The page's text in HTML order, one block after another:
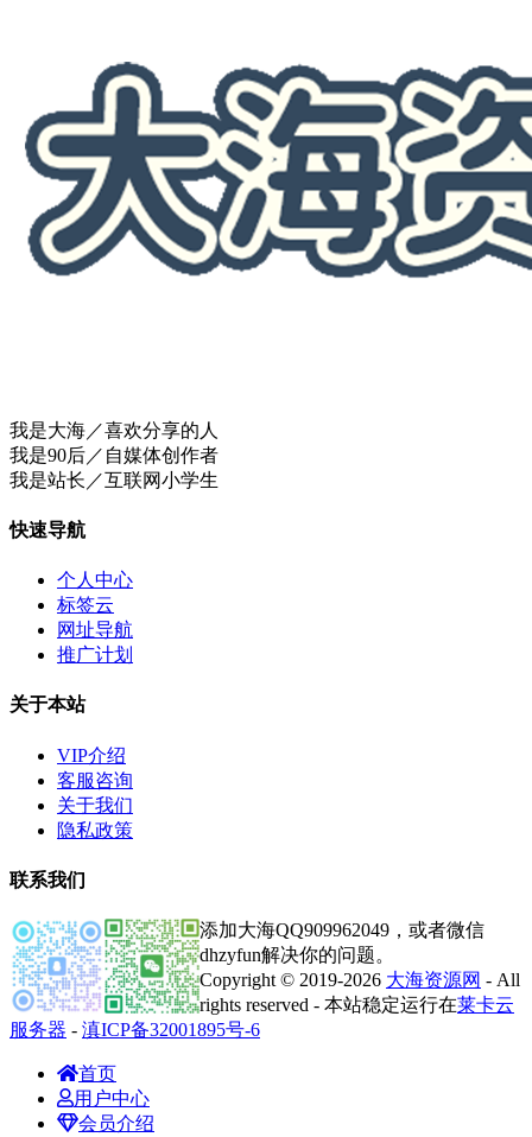
我是大海／喜欢分享的人
我是90后／自媒体创作者
我是站长／互联网小学生
快速导航
个人中心
标签云
网址导航
推广计划
关于本站
VIP介绍
客服咨询
关于我们
隐私政策
联系我们
添加大海QQ909962049，或者微信
dhzyfun解决你的问题。
Copyright © 2019-2026 大海资源网 - All
rights reserved - 本站稳定运行在莱卡云
服务器 - 滇ICP备32001895号-6
首页
用户中心
会员介绍